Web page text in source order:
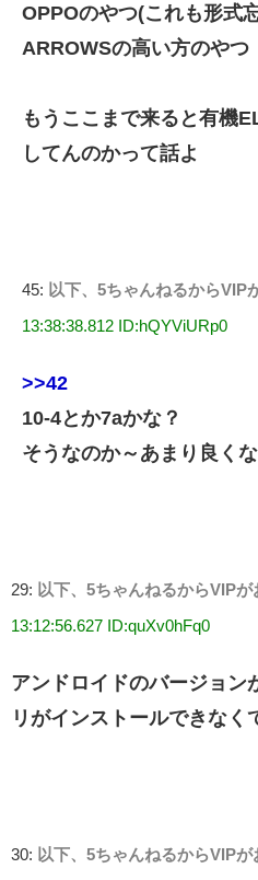
OPPOのやつ(これも形式
ARROWSの高い方のやつ
もうここまで来ると有機
してんのかって話よ
45: 以下、5ちゃんねるからVIP
13:38:38.812 ID:hQYViURp0
>>42
10-4とか7aかな？
そうなのか～あまり良く
29: 以下、5ちゃんねるからVIP
13:12:56.627 ID:quXv0hFq0
アンドロイドのバージョン
リがインストールできなく
30: 以下、5ちゃんねるからVIP